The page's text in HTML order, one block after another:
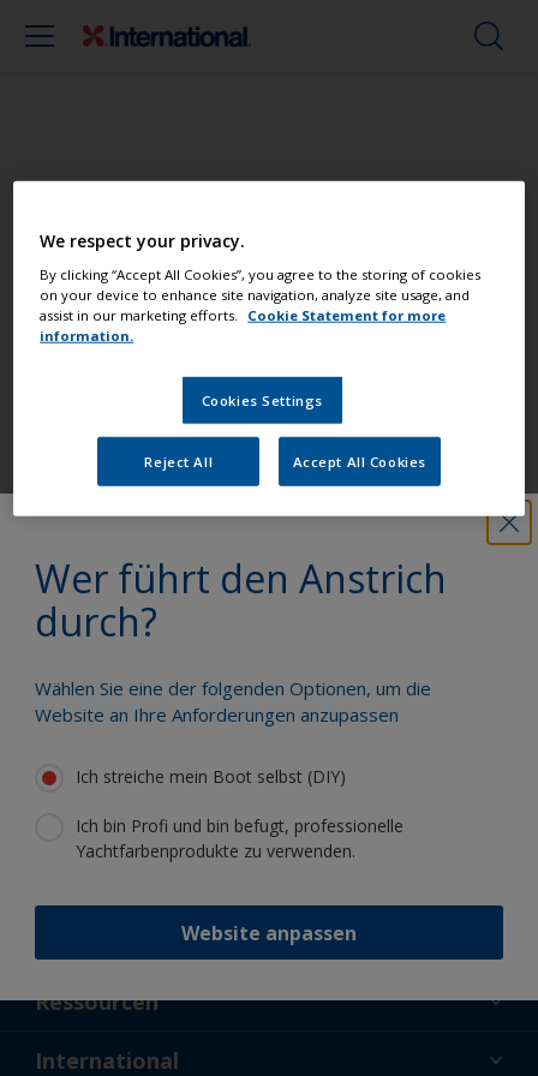
Wer führt den Anstrich
durch?
Wählen Sie eine der folgenden Optionen, um die
Website an Ihre Anforderungen anzupassen
Ich streiche mein Boot selbst (DIY)
Ich bin Profi und bin befugt, professionelle
Yachtfarbenprodukte zu verwenden.
Website anpassen
Finden Sie die besten Produkte, um Ihr
Boot in einem großartigem Zustand zu
erhalten
Erhalten Sie allen notwendigen
Support, um Anstricharbeiten mit
Zuversicht auszuführen
Profitieren Sie von unserer ständigen
Innovation und unserem
wissenschaftlichen Know-how
Unterstützung
Ressourcen
Aktuelles
International
We respect your privacy.
By clicking “Accept All Cookies”, you agree to the storing of cookies
on your device to enhance site navigation, analyze site usage, and
assist in our marketing efforts. Cookie Statement for more
information.
Cookies Settings
Reject All Accept All Cookies